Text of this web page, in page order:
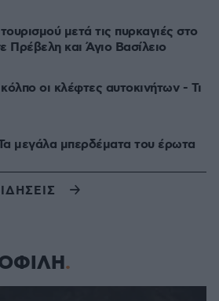
μετά τις πυρκαγιές στο
Πρέβελη και Άγιο Βασίλειο
οι κλέφτες αυτοκινήτων - Τι
μεγάλα μπερδέματα του έρωτα